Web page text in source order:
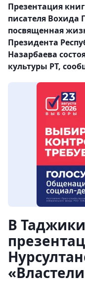
Презентация
писателя Вохида
посвященная
Президента
Назарбаева
культуры РТ,
В